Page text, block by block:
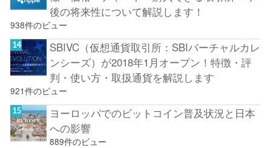
後の将来性について解説します！
938件のビュー
SBIVC（仮想通貨取引所：SBIバーチャルカレ
ンシーズ）が2018年1月オープン！特徴・評
判・使い方・取扱通貨を解説します
921件のビュー
ヨーロッパでのビットコイン普及状況と日本
への影響
889件のビュー